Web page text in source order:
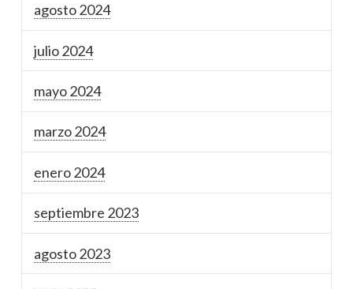
agosto 2024
julio 2024
mayo 2024
marzo 2024
enero 2024
septiembre 2023
agosto 2023